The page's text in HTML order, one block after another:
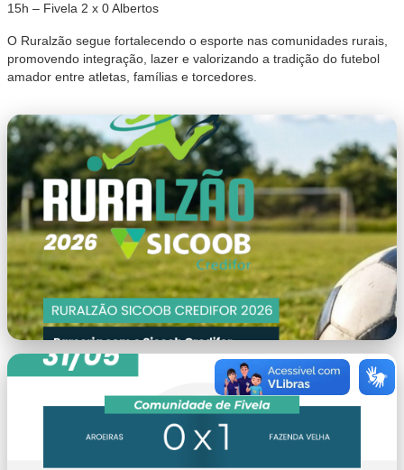
15h – Fivela 2 x 0 Albertos
O Ruralzão segue fortalecendo o esporte nas comunidades rurais,
promovendo integração, lazer e valorizando a tradição do futebol
amador entre atletas, famílias e torcedores.
capa.png